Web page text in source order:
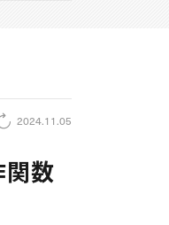
2024.11.05
関数